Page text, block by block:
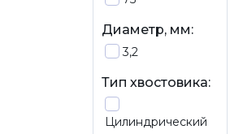
Диаметр, мм:
3,2
Тип хвостовика:
Цилиндрический